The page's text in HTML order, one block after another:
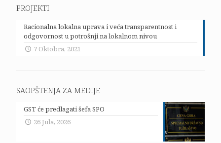
PROJEKTI
Racionalna lokalna uprava i veća transparentnost i
odgovornost u potrošnji na lokalnom nivou
7 Oktobra, 2021
SAOPŠTENJA ZA MEDIJE
GST će predlagati šefa SPO
26 Jula, 2026